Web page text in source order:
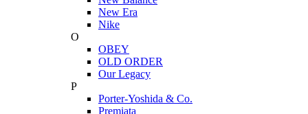
New Era
Nike
O
OBEY
OLD ORDER
Our Legacy
P
Porter-Yoshida & Co.
Premiata